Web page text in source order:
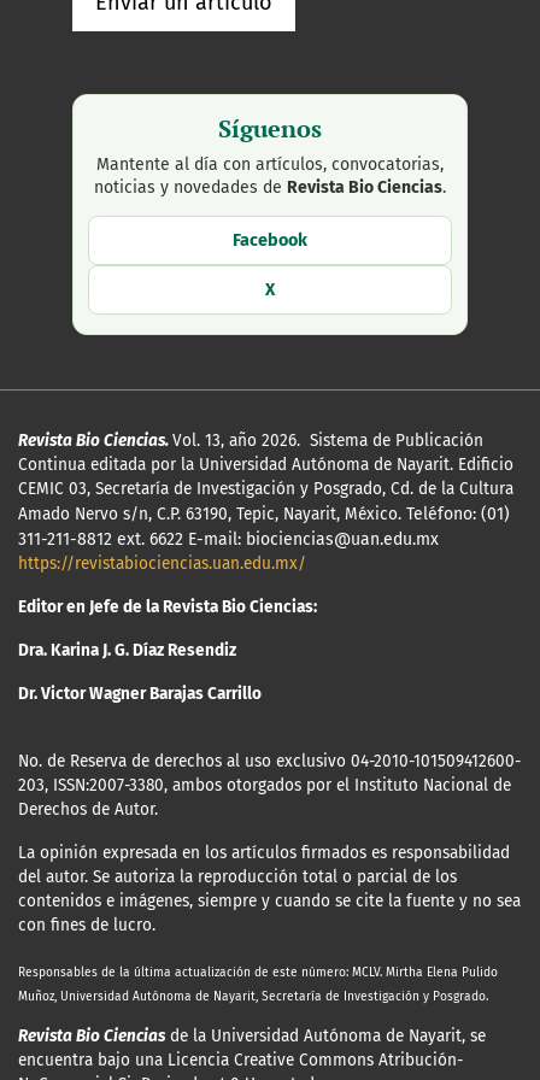
Síguenos
Mantente al día con artículos, convocatorias,
noticias y novedades de Revista Bio Ciencias.
Facebook
X
Revista Bio Ciencias.Vol. 13, año 2026. Sistema de Publicación
Continua editada por la Universidad Autónoma de Nayarit. Edificio
CEMIC 03, Secretaría de Investigación y Posgrado, Cd. de la Cultura
Amado Nervo s/n, C.P. 63190, Tepic, Nayarit, México. Teléfono: (01)
311-211-8812 ext. 6622 E-mail: biociencias@uan.edu.mx
https://revistabiociencias.uan.edu.mx/
Editor en Jefe de la Revista Bio Ciencias:
Dra. Karina J. G. Díaz Resendiz
Dr. Victor Wagner Barajas Carrillo
No. de Reserva de derechos al uso exclusivo 04-2010-101509412600-
203, ISSN:2007-3380, ambos otorgados por el Instituto Nacional de
Derechos de Autor.
La opinión expresada en los artículos firmados es responsabilidad
del autor. Se autoriza la reproducción total o parcial de los
contenidos e imágenes, siempre y cuando se cite la fuente y no sea
con fines de lucro.
Responsables de la última actualización de este número: MCLV. Mirtha Elena Pulido
Muñoz, Universidad Autónoma de Nayarit, Secretaría de Investigación y Posgrado.
Revista Bio Ciencias de la Universidad Autónoma de Nayarit, se
encuentra bajo una Licencia Creative Commons Atribución-